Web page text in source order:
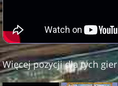
Więcej pozycji dla tych gier